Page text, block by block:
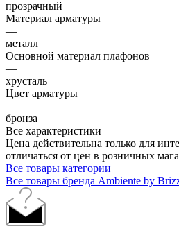
прозрачный
Материал арматуры
—
металл
Основной материал плафонов
—
хрусталь
Цвет арматуры
—
бронза
Все характеристики
Цена действительна только для
отличаться от цен в розничных
Все товары категории
Все товары бренда Ambiente by